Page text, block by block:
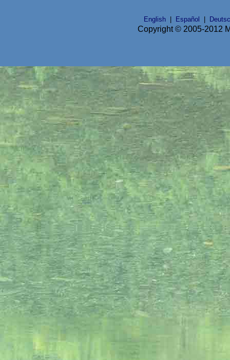
English Español
Copyright © 2005-2012